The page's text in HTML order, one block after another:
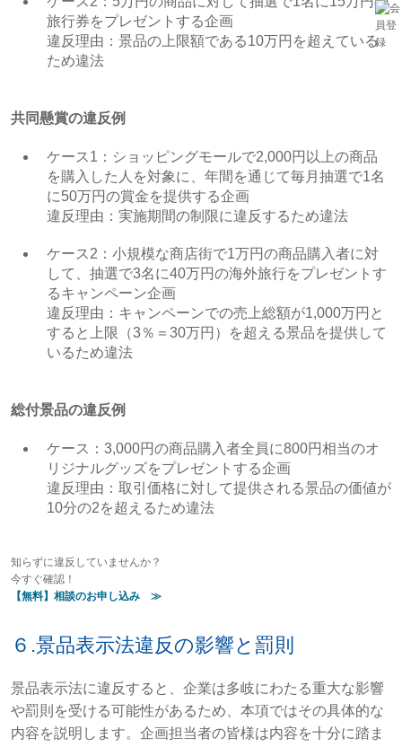
旅行券をプレゼントする企画
違反理由：景品の上限額である10万円を超えている
ため違法
共同懸賞の違反例
ケース1：ショッピングモールで2,000円以上の商品
を購入した人を対象に、年間を通じて毎月抽選で1名
に50万円の賞金を提供する企画
違反理由：実施期間の制限に違反するため違法
ケース2：小規模な商店街で1万円の商品購入者に対
して、抽選で3名に40万円の海外旅行をプレゼントす
るキャンペーン企画
違反理由：キャンペーンでの売上総額が1,000万円と
すると上限（3％＝30万円）を超える景品を提供して
いるため違法
総付景品の違反例
ケース：3,000円の商品購入者全員に800円相当のオ
リジナルグッズをプレゼントする企画
違反理由：取引価格に対して提供される景品の価値が
10分の2を超えるため違法
知らずに違反していませんか？
今すぐ確認！
【無料】相談のお申し込み ≫
６.景品表示法違反の影響と罰則
景品表示法に違反すると、企業は多岐にわたる重大な影響
や罰則を受ける可能性があるため、本項ではその具体的な
内容を説明します。企画担当者の皆様は内容を十分に踏ま